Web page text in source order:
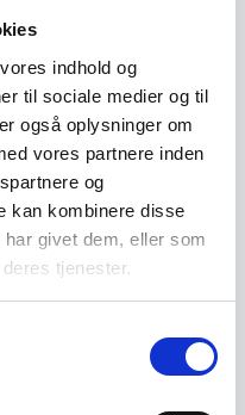
indhold og
til sociale medier og til
også oplysninger om
vores partnere inden
og
kan kombinere disse
givet dem, eller som
tjenester.